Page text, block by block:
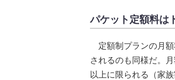
パケット定額料は
定額制プランの月額
されるのも同様だ。
以上に限られる（家